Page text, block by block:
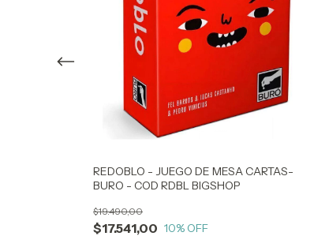
FAMILIAR
REDOBLO - JUEGO DE MESA CARTAS-
BURO - COD RDBL BIGSHOP
$17.541,00
$19.490,00
10% OFF